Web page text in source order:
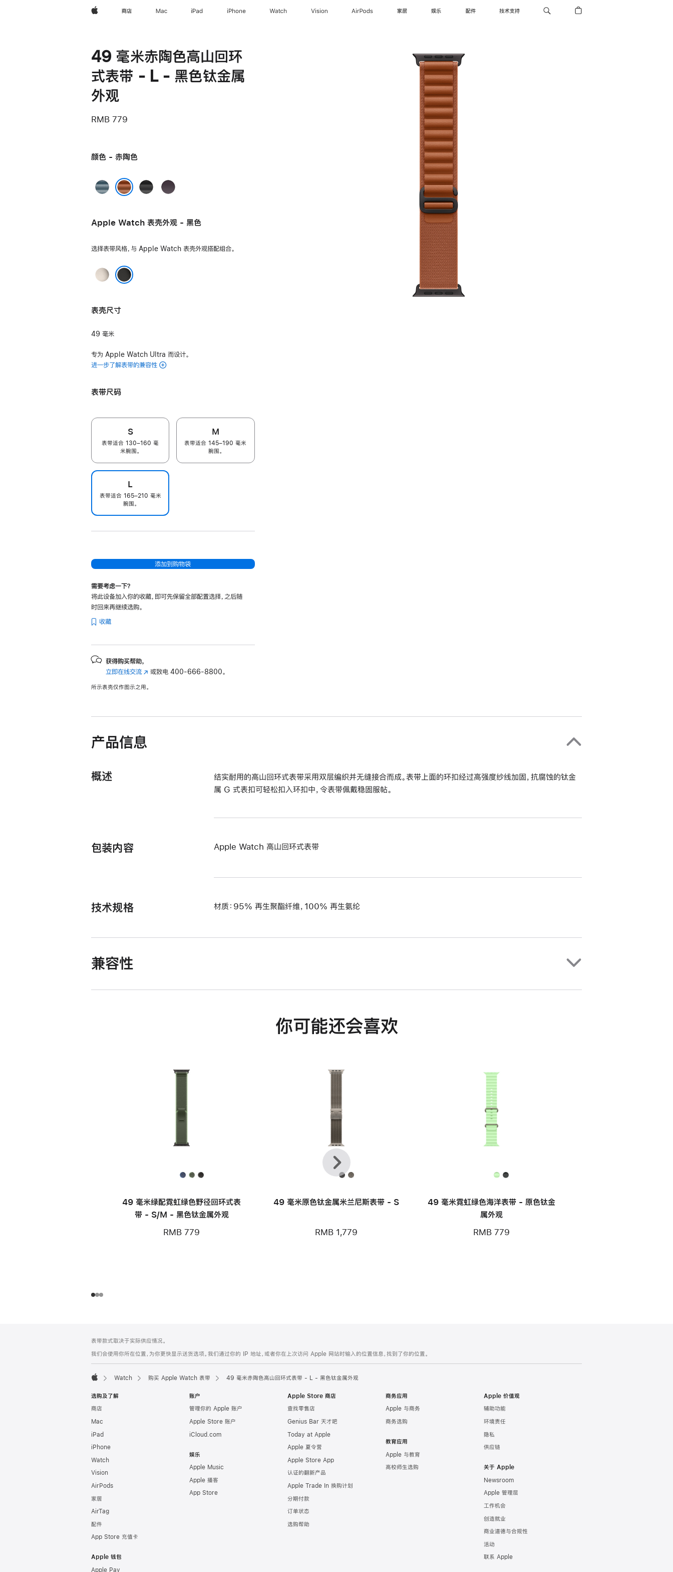
Apple 商店 Mac iPad iPhone Watch Vision AirPods 家居 娱乐 配件 技术支持
49 毫米赤陶色高山回环
式表带 - L - 黑色钛金属
外观
RMB 779
颜色 - 赤陶色
浅
黑
靛
Apple Watch 表壳外观 - 黑色
选择表带风格，与 Apple Watch 表壳外观搭配组合。
原
表壳尺寸
49 毫米
专为 Apple Watch Ultra 而设计。
进一步了解表带的兼容性
表带尺码
S
表带适合 130–160 毫
米腕围。
M
表带适合 145–190 毫米
腕围。
L
表带适合 165–210 毫米
腕围。
添加到购物袋
需要考虑一下？
将此设备加入你的收藏，即可先保留全部配置选择，之后随
时回来再继续选购。
收藏
获得购买帮助，
立即在线交流 (在 或致电400-666-8800。
所示表壳仅作图示之用。
产品信息
概述
结实耐用的高山回环式表带采用双层编织并无缝接合而成。表带上面的环扣经过高强度纱线加固，抗腐蚀的钛金
属 G 式表扣可轻松扣入环扣中，令表带佩戴稳固服帖。
包装内容 Apple Watch 高山回环式表带
技术规格 材质：95% 再生聚酯纤维，100% 再生氨纶
兼容性
你可能还会喜欢
49 毫米绿配霓虹绿色野径回环式表
带 - S/M - 黑色钛金属外观
RMB 779
49 毫米原色钛金属米兰尼斯表带 - S
RMB 1,779
49 毫米霓虹绿色海洋表带 - 原色钛金
属外观
RMB 779
上
一
个
下
一
个
页
页
注
表带款式取决于实际供应情况。
我们会使用你所在位置，为你更快显示送货选项。我们通过你的 IP 地址，或者你在上次访问 Apple 网站时输入的位置信息，找到了你的位置。
Watch 购买 Apple Watch 表带 49 毫米赤陶色高山回环式表带 - L - 黑色钛金属外观
选购及了解
商店
Mac
iPad
iPhone
Watch
Vision
AirPods
家居
AirTag
配件
App Store 充值卡
Apple 钱包
Apple Pay
账户
管理你的 Apple 账户
Apple Store 账户
iCloud.com
娱乐
Apple Music
Apple 播客
App Store
Apple Store 商店
查找零售店
Genius Bar 天才吧
Today at Apple
Apple 夏令营
Apple Store App
认证的翻新产品
Apple Trade In 换购计划
分期付款
订单状态
选购帮助
商务应用
Apple 与商务
商务选购
教育应用
Apple 与教育
高校师生选购
Apple 价值观
辅助功能
环境责任
隐私
供应链
关于 Apple
Newsroom
Apple 管理层
工作机会
创造就业
商业道德与合规性
活动
联系 Apple